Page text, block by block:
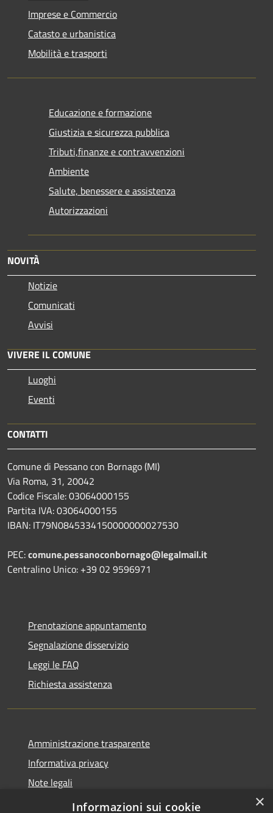
Imprese e Commercio
Catasto e urbanistica
Mobilità e trasporti
Educazione e formazione
Giustizia e sicurezza pubblica
Tributi,finanze e contravvenzioni
Ambiente
Salute, benessere e assistenza
Autorizzazioni
NOVITÀ
Notizie
Comunicati
Avvisi
VIVERE IL COMUNE
Luoghi
Eventi
CONTATTI
Comune di Pessano con Bornago (MI)
Via Roma, 31, 20042
Codice Fiscale: 03064000155
Partita IVA: 03064000155
IBAN: IT79N0845334150000000027530
PEC:comune.pessanoconbornago@legalmail.it
Centralino Unico: +39 02 9596971
Prenotazione appuntamento
Segnalazione disservizio
Leggi le FAQ
Richiesta assistenza
Amministrazione trasparente
Informativa privacy
Note legali
Dichiarazione di accessibilità
×
Informazioni sui cookie